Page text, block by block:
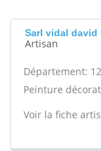
Sarl vidal
Artisan
Département: 12
Peinture
Voir la fiche